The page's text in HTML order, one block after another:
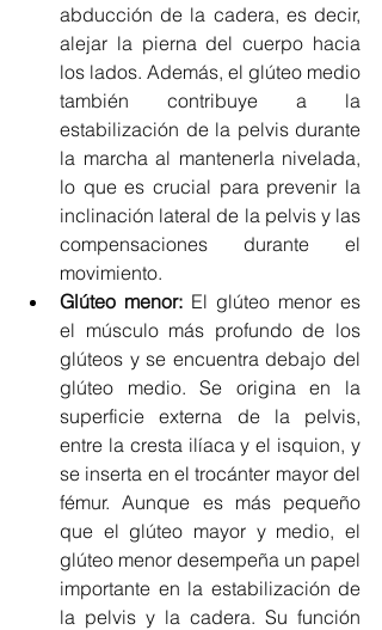
abducción de la cadera, es decir,
alejar la pierna del cuerpo hacia
los lados. Además, el glúteo medio
también contribuye a la
estabilización de la pelvis durante
la marcha al mantenerla nivelada,
lo que es crucial para prevenir la
inclinación lateral de la pelvis y las
compensaciones durante el
movimiento.
Glúteo menor: El glúteo menor es
el músculo más profundo de los
glúteos y se encuentra debajo del
glúteo medio. Se origina en la
superficie externa de la pelvis,
entre la cresta ilíaca y el isquion, y
se inserta en el trocánter mayor del
fémur. Aunque es más pequeño
que el glúteo mayor y medio, el
glúteo menor desempeña un papel
importante en la estabilización de
la pelvis y la cadera. Su función